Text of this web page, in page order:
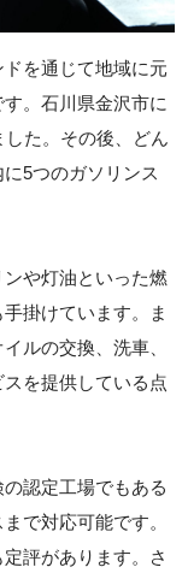
を通じて地域に元
。石川県金沢市に
た。その後、どん
5つのガソリンス
や灯油といった燃
掛けています。ま
ルの交換、洗車、
を提供している点
認定工場でもある
で対応可能です。
評があります。さ